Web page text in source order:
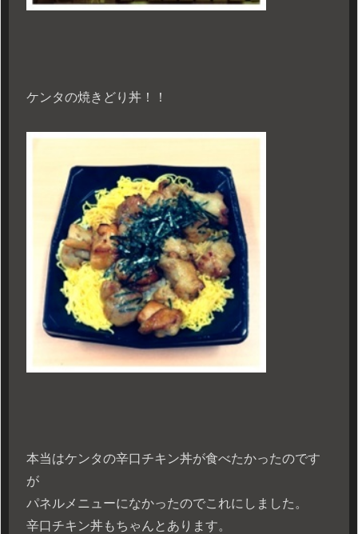
ケンタの焼きどり丼！！
本当はケンタの辛口チキン丼が食べたかったのです
が
パネルメニューになかったのでこれにしました。
辛口チキン丼もちゃんとあります。